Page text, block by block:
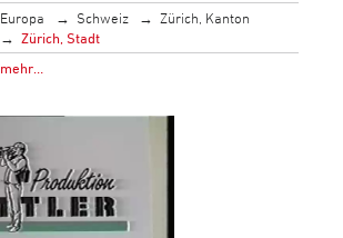
Europa Schweiz
Zürich, Kanton
Zürich, Stadt
mehr…